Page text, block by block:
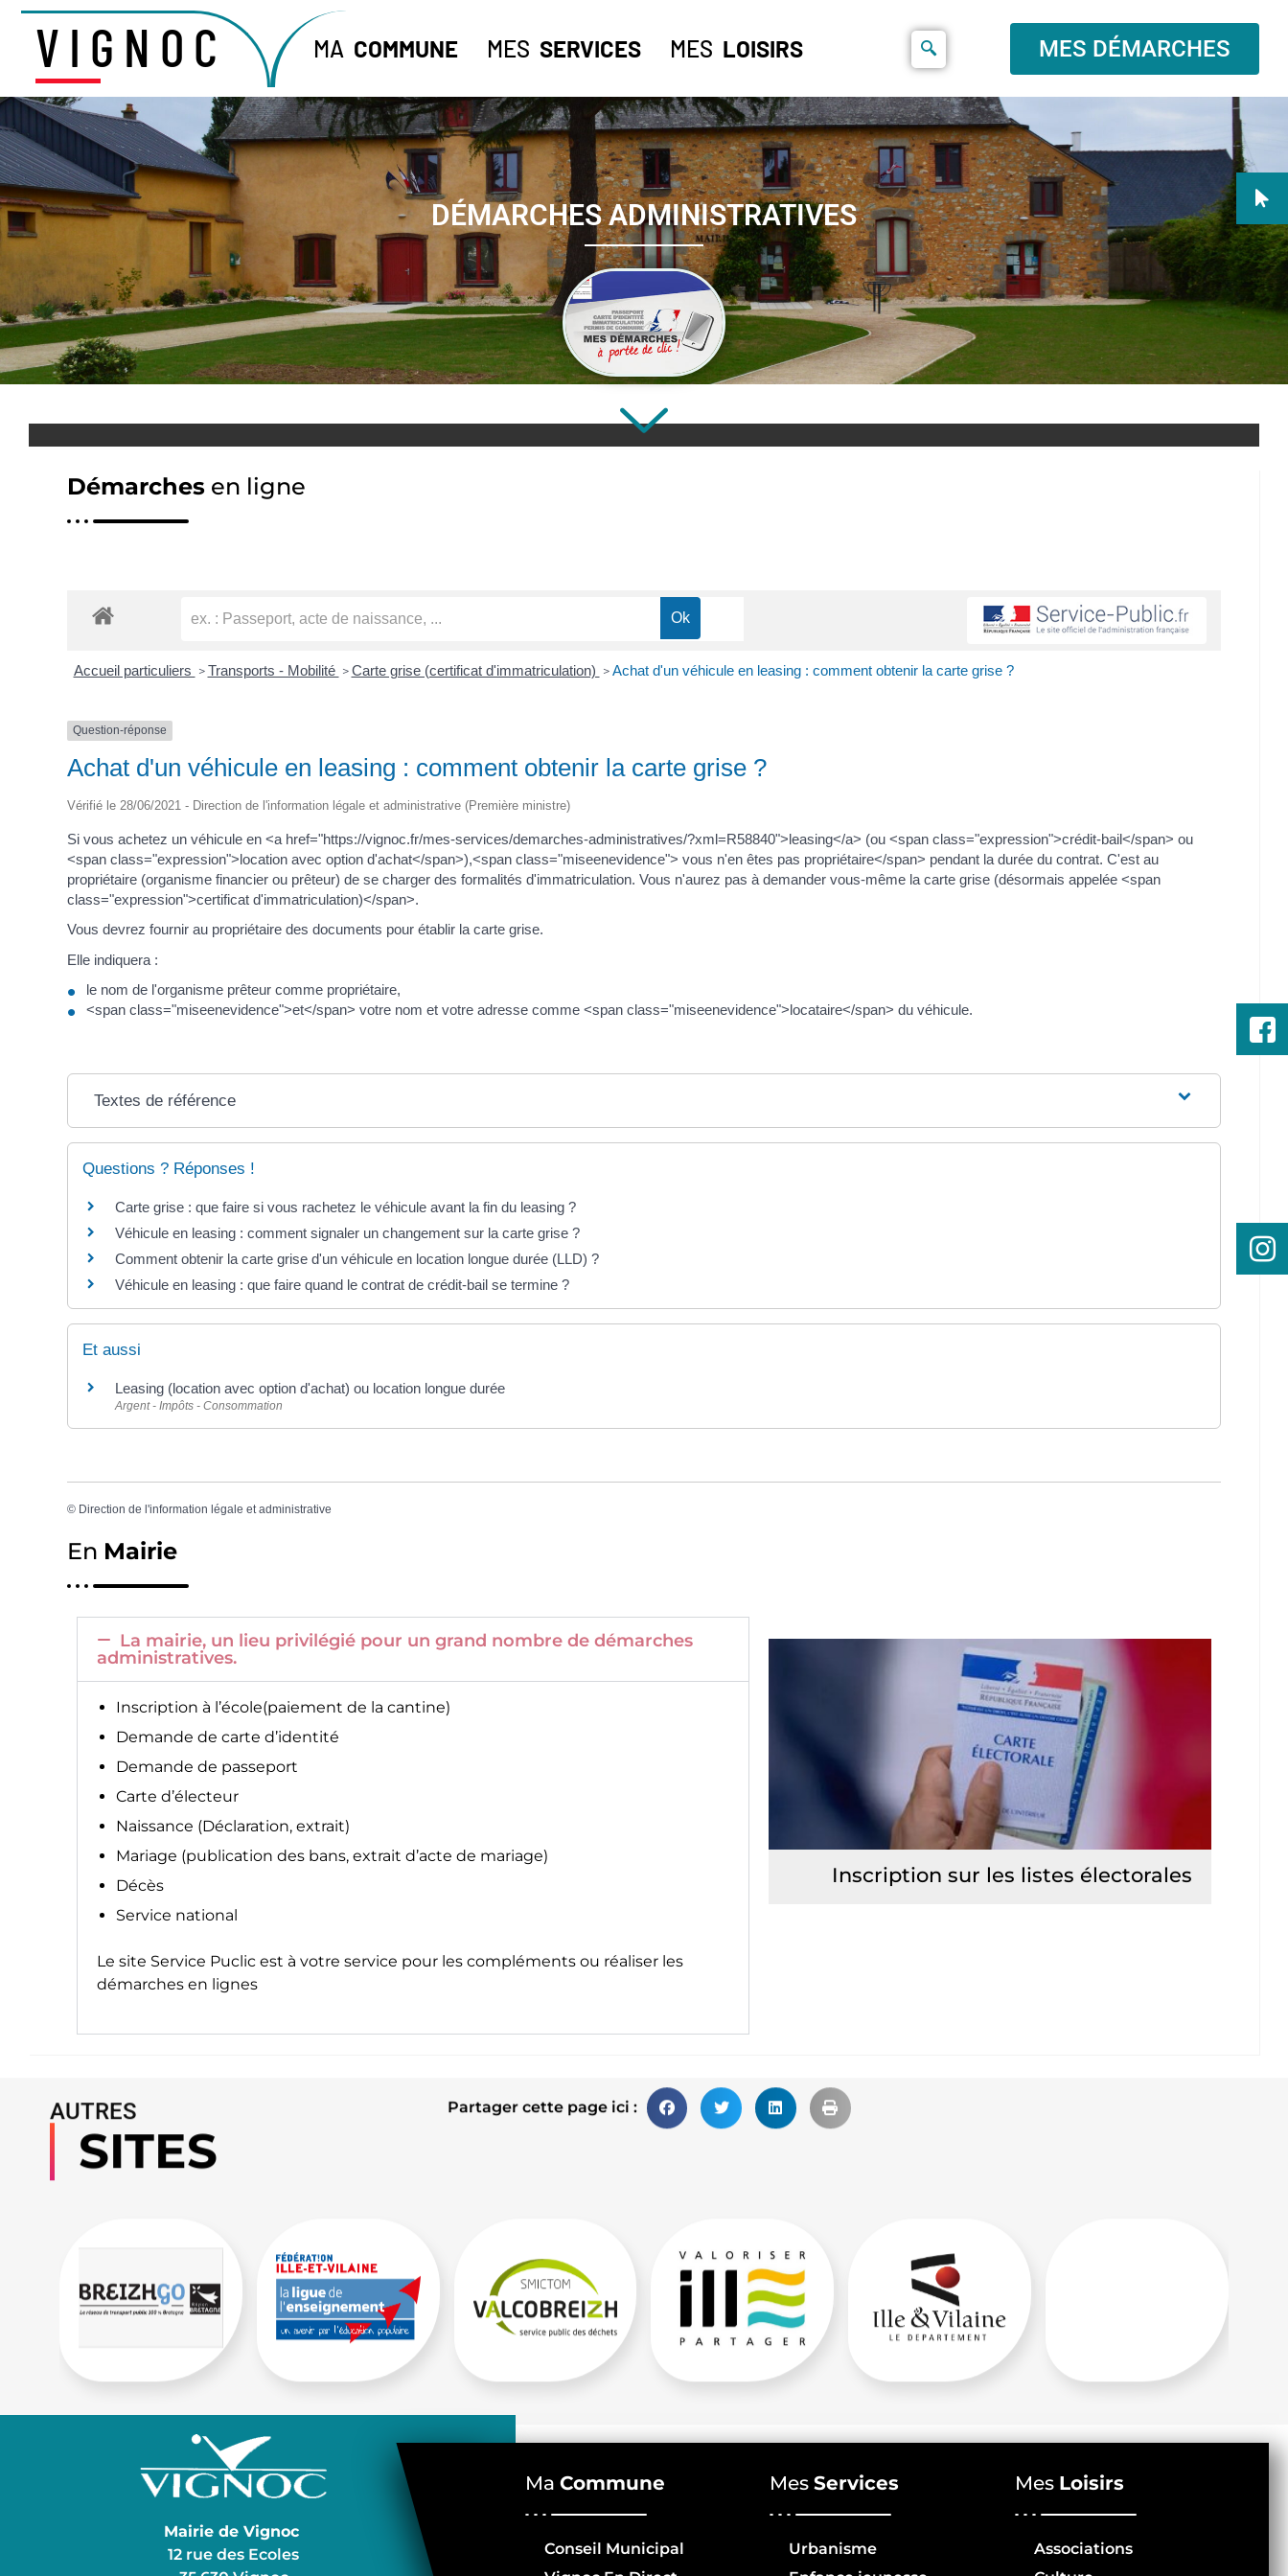
VIGNOC MA COMMUNE MES SERVICES MES LOISIRS MES DÉMARCHES
DÉMARCHES ADMINISTRATIVES
Démarches en ligne
Accueil particuliers > Transports - Mobilité > Carte grise (certificat d'immatriculation) > Achat d'un véhicule en leasing : comment obtenir la carte grise ?
Question-réponse
Achat d'un véhicule en leasing : comment obtenir la carte grise ?
Vérifié le 28/06/2021 - Direction de l'information légale et administrative (Première ministre)
Si vous achetez un véhicule en <a href="https://vignoc.fr/mes-services/demarches-administratives/?xml=R58840">leasing</a> (ou <span class="expression">crédit-bail</span> ou
<span class="expression">location avec option d'achat</span>),<span class="miseenevidence"> vous n'en êtes pas propriétaire</span> pendant la durée du contrat. C'est au
propriétaire (organisme financier ou prêteur) de se charger des formalités d'immatriculation. Vous n'aurez pas à demander vous-même la carte grise (désormais appelée <span
class="expression">certificat d'immatriculation)</span>.
Vous devrez fournir au propriétaire des documents pour établir la carte grise.
Elle indiquera :
le nom de l'organisme prêteur comme propriétaire,
<span class="miseenevidence">et</span> votre nom et votre adresse comme <span class="miseenevidence">locataire</span> du véhicule.
Textes de référence
Questions ? Réponses !
Carte grise : que faire si vous rachetez le véhicule avant la fin du leasing ?
Véhicule en leasing : comment signaler un changement sur la carte grise ?
Comment obtenir la carte grise d'un véhicule en location longue durée (LLD) ?
Véhicule en leasing : que faire quand le contrat de crédit-bail se termine ?
Et aussi
Leasing (location avec option d'achat) ou location longue durée
Argent - Impôts - Consommation
© Direction de l'information légale et administrative
En Mairie
La mairie, un lieu privilégié pour un grand nombre de démarches
administratives.
Inscription à l’école(paiement de la cantine)
Demande de carte d’identité
Demande de passeport
Carte d’électeur
Naissance (Déclaration, extrait)
Mariage (publication des bans, extrait d’acte de mariage)
Décès
Service national
Le site Service Puclic est à votre service pour les compléments ou réaliser les
démarches en lignes
Inscription sur les listes électorales
Partager cette page ici :
AUTRES
SITES
Mairie de Vignoc
12 rue des Ecoles
Ma Commune
Conseil Municipal
MesServices
Urbanisme
Mes Loisirs
Associations